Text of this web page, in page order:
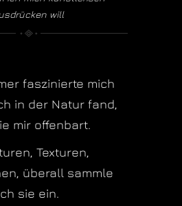
will
faszinierte mich
in der Natur fand,
mir offenbart.
Texturen,
überall sammle
sie ein.